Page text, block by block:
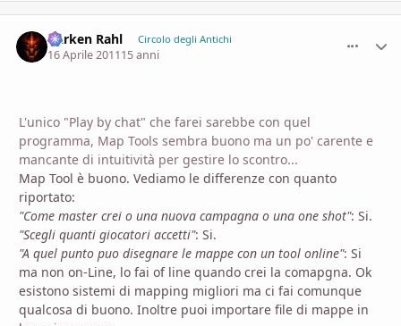
Darken Rahl Circolo degli Antichi
16 Aprile 201115 anni
L'unico "Play by chat" che farei sarebbe con quel
programma, Map Tools sembra buono ma un po' carente e
mancante di intuitività per gestire lo scontro...
Map Tool è buono. Vediamo le differenze con quanto
riportato:
"Come master crei o una nuova campagna o una one shot": Si.
"Scegli quanti giocatori accetti": Si.
"A quel punto puo disegnare le mappe con un tool online": Si
ma non on-Line, lo fai of line quando crei la comapgna. Ok
esistono sistemi di mapping migliori ma ci fai comunque
qualcosa di buono. Inoltre puoi importare file di mappe in